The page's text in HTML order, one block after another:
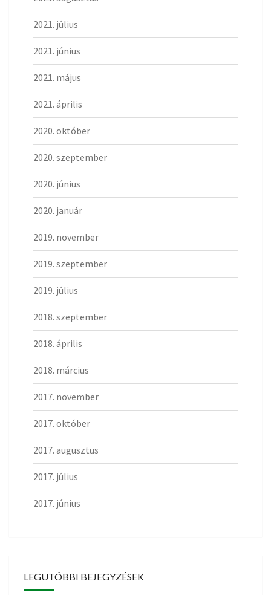
2021. július
2021. június
2021. május
2021. április
2020. október
2020. szeptember
2020. június
2020. január
2019. november
2019. szeptember
2019. július
2018. szeptember
2018. április
2018. március
2017. november
2017. október
2017. augusztus
2017. július
2017. június
LEGUTÓBBI BEJEGYZÉSEK